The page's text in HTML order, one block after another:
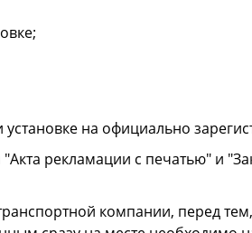
на официально
рекламации с печатью" и
компании, перед